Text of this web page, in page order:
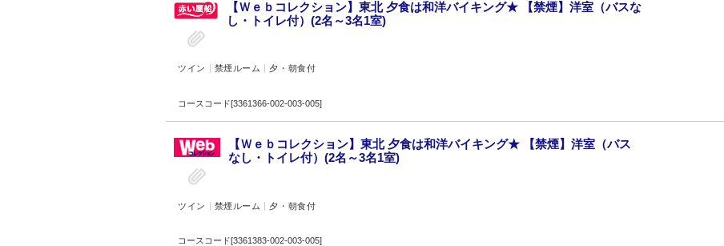
【Ｗｅｂコレクション】東北 夕食は和洋バイキング★ 【禁煙】洋室（バスな
し・トイレ付）(2名～3名1室)
ツイン 禁煙ルーム 夕・朝食付
コースコード[3361366-002-003-005]
【Ｗｅｂコレクション】東北 夕食は和洋バイキング★ 【禁煙】洋室（バス
なし・トイレ付）(2名～3名1室)
ツイン 禁煙ルーム 夕・朝食付
コースコード[3361383-002-003-005]